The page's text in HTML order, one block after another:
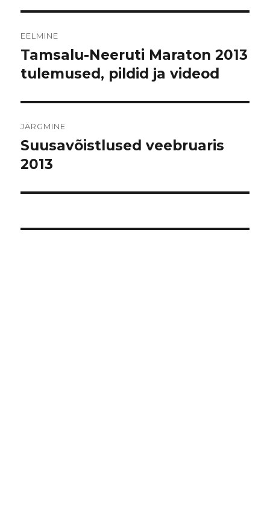
EELMINE
Eelmine
postitus:
Tamsalu-Neeruti Maraton 2013
tulemused, pildid ja videod
JÄRGMINE
Järgmine
postitus:
Suusavõistlused veebruaris
2013